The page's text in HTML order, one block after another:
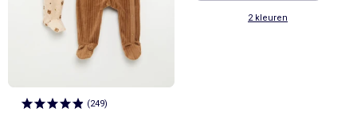
(249)
2 kleuren